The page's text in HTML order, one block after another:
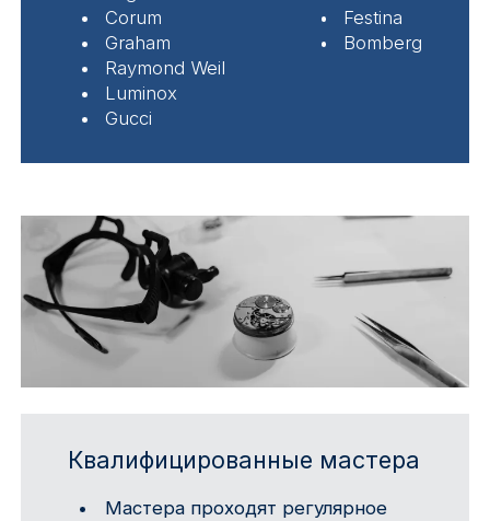
Corum
Graham
Festina
Bomberg
Raymond Weil
Luminox
Gucci
Квалифицированные мастера
Мастера проходят регулярное